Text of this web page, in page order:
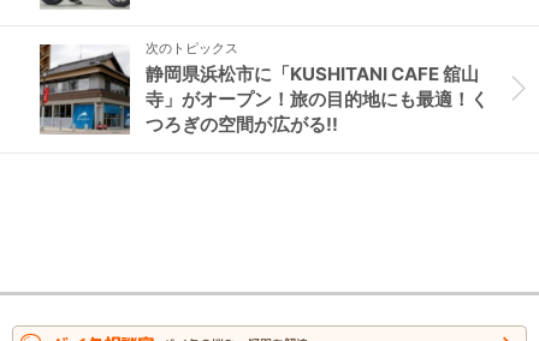
次のトピックス
静岡県浜松市に「KUSHITANI CAFE 舘山
寺」がオープン！旅の目的地にも最適！く
つろぎの空間が広がる!!